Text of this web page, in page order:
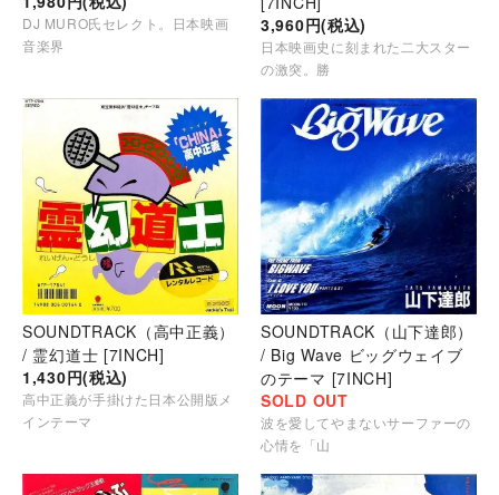
DJ MURO氏セレクト。日本映画
音楽界
3,960円(税込)
日本映画史に刻まれた二大スター
の激突。勝
SOUNDTRACK（高中正義）
/ 霊幻道士 [7INCH]
1,430円(税込)
高中正義が手掛けた日本公開版メ
インテーマ
SOUNDTRACK（山下達郎）
/ Big Wave ビッグウェイブ
のテーマ [7INCH]
SOLD OUT
波を愛してやまないサーファーの
心情を「山